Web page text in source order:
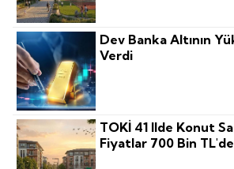
Dev Banka Altının
Verdi
TOKİ 41 Ilde Konut
Fiyatlar 700 Bin